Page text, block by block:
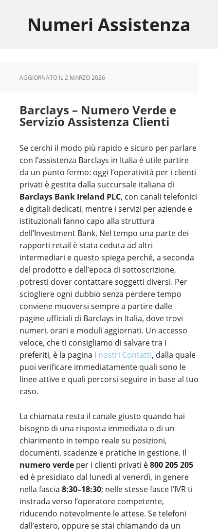
primaryNumeri Assistenza
AGGIORNATO IL2 MARZO 2026
Barclays – Numero Verde e
Servizio Assistenza Clienti
Se cerchi il modo più rapido e sicuro per parlare
con l’assistenza Barclays in Italia è utile partire
da un punto fermo: oggi l’operatività per i clienti
privati è gestita dalla succursale italiana di
Barclays Bank Ireland PLC, con canali telefonici
e digitali dedicati, mentre i servizi per aziende e
istituzionali fanno capo alla struttura
dell’Investment Bank. Nel tempo una parte dei
rapporti retail è stata ceduta ad altri
intermediari e questo spiega perché, a seconda
del prodotto e dell’epoca di sottoscrizione,
potresti dover contattare soggetti diversi. Per
sciogliere ogni dubbio senza perdere tempo
conviene muoversi sempre a partire dalle
pagine ufficiali di Barclays in Italia, dove trovi
numeri, orari e moduli aggiornati. Un accesso
veloce, che ti consigliamo di salvare tra i
preferiti, è la pagina I nostri Contatti, dalla quale
puoi verificare immediatamente quali sono le
linee attive e quali percorsi seguire in base al tuo
caso.
La chiamata resta il canale giusto quando hai
bisogno di una risposta immediata o di un
chiarimento in tempo reale su posizioni,
documenti, scadenze e pratiche in gestione. Il
numero verde per i clienti privati è800 205 205
ed è presidiato dal lunedì al venerdì, in genere
nella fascia 8:30–18:30; nelle stesse fasce l’IVR ti
instrada verso l’operatore competente,
riducendo notevolmente le attese. Se telefoni
dall’estero, oppure se stai chiamando da un